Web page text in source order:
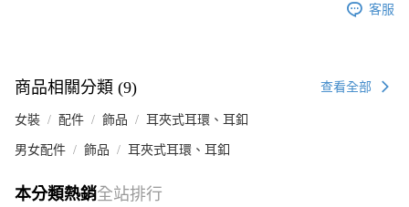
客服
商品相關分類 (9) 查看全部
女裝 配件 飾品 耳夾式耳環、耳釦
男女配件 飾品 耳夾式耳環、耳釦
本分類熱銷全站排行